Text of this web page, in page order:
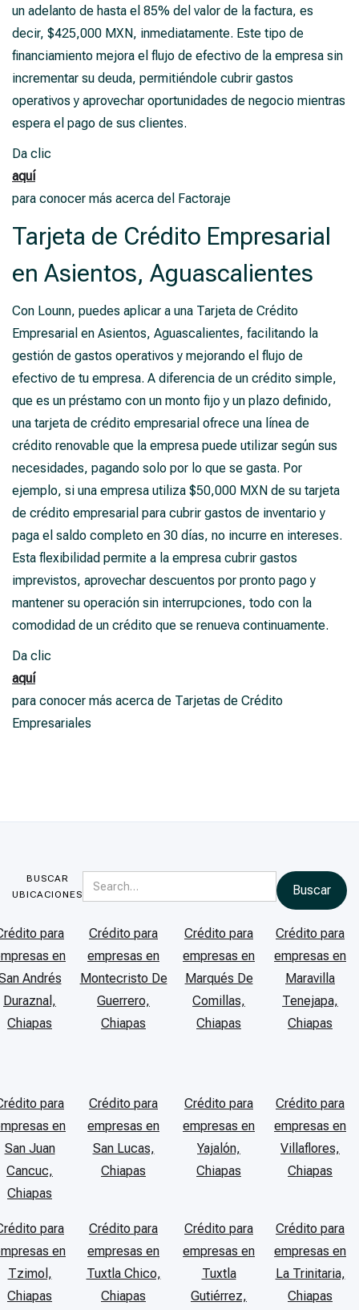
un adelanto de hasta el 85% del valor de la factura, es
decir, $425,000 MXN, inmediatamente. Este tipo de
financiamiento mejora el flujo de efectivo de la empresa sin
incrementar su deuda, permitiéndole cubrir gastos
operativos y aprovechar oportunidades de negocio mientras
espera el pago de sus clientes.
Da clic
aquí
para conocer más acerca del Factoraje
Tarjeta de Crédito Empresarial
en Asientos, Aguascalientes
Con Lounn, puedes aplicar a una Tarjeta de Crédito
Empresarial en Asientos, Aguascalientes, facilitando la
gestión de gastos operativos y mejorando el flujo de
efectivo de tu empresa. A diferencia de un crédito simple,
que es un préstamo con un monto fijo y un plazo definido,
una tarjeta de crédito empresarial ofrece una línea de
crédito renovable que la empresa puede utilizar según sus
necesidades, pagando solo por lo que se gasta. Por
ejemplo, si una empresa utiliza $50,000 MXN de su tarjeta
de crédito empresarial para cubrir gastos de inventario y
paga el saldo completo en 30 días, no incurre en intereses.
Esta flexibilidad permite a la empresa cubrir gastos
imprevistos, aprovechar descuentos por pronto pago y
mantener su operación sin interrupciones, todo con la
comodidad de un crédito que se renueva continuamente.
Da clic
aquí
para conocer más acerca de Tarjetas de Crédito
Empresariales
BUSCAR
UBICACIONES
para
en
Andrés
Duraznal,
Chiapas
Crédito para
empresas en
Montecristo De
Guerrero,
Chiapas
Crédito para
empresas en
Marqués De
Comillas,
Chiapas
Crédito para
empresas en
Maravilla
Tenejapa,
Chiapas
para
en
San Juan
Cancuc,
Chiapas
Crédito para
empresas en
San Lucas,
Chiapas
Crédito para
empresas en
Yajalón,
Chiapas
Crédito para
empresas en
Villaflores,
Chiapas
para
en
Tzimol,
Chiapas
Crédito para
empresas en
Tuxtla Chico,
Chiapas
Crédito para
empresas en
Tuxtla
Gutiérrez,
Crédito para
empresas en
La Trinitaria,
Chiapas